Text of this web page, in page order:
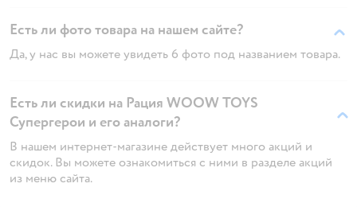
Есть ли фото товара на нашем сайте?
Да, у нас вы можете увидеть 6 фото под названием товара.
Есть ли скидки на Рация WOOW TOYS
Супергерои и его аналоги?
В нашем интернет-магазине действует много акций и
скидок. Вы можете ознакомиться с ними в разделе акций
из меню сайта.